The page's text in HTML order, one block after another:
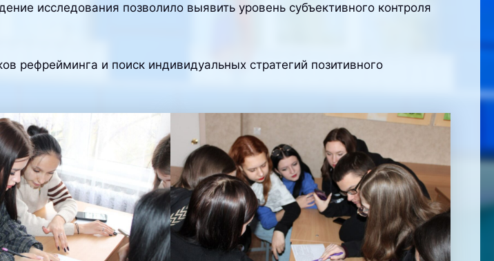
исследования позволило выявить уровень субъективного контроля
рефрейминга и поиск индивидуальных стратегий позитивного